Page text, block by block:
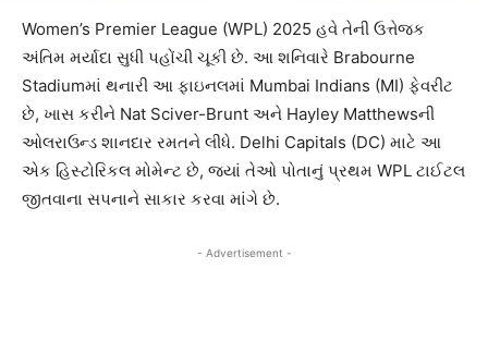
Women’s Premier League (WPL) 2025 હવે તેની ઉત્તેજક
અંતિમ મર્યાદા સુધી પહોંચી ચૂકી છે. આ શનિવારે Brabourne
Stadiumમાં થનારી આ ફાઇનલમાં Mumbai Indians (MI) ફેવરીટ
છે, ખાસ કરીને Nat Sciver-Brunt અને Hayley Matthewsની
ઓલરાઉન્ડ શાનદાર રમતને લીધે. Delhi Capitals (DC) માટે આ
એક હિસ્ટોરિકલ મોમેન્ટ છે, જ્યાં તેઓ પોતાનું પ્રથમ WPL ટાઈટલ
જીતવાના સપનાને સાકાર કરવા માંગે છે.
- Advertisement -